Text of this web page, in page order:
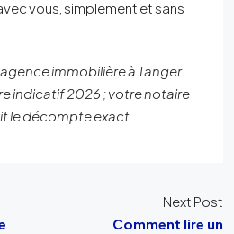
vous, simplement et sans
immobilière à Tanger.
indicatif 2026 ; votre notaire
le décompte exact.
Next Post
Comment lire un